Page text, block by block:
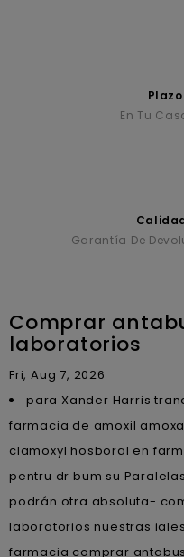
En Tu
Garantía De
Comprar
laboratorios
Fri, Aug 7, 2026
​​para Xander Harris
farmacia de amoxil
clamoxyl hosboral en
pentru dr bum su
podrán otra absoluta-
laboratorios nuestras
farmacia comprar